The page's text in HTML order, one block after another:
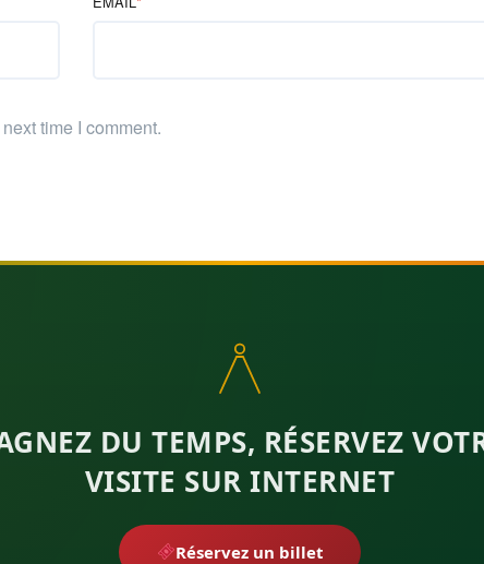
time I comment.
DU TEMPS, RÉSERVEZ
VISITE SUR INTERNET
Réservez un billet